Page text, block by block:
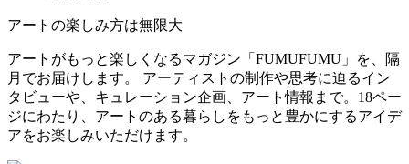
アートの楽しみ方は無限大
アートがもっと楽しくなるマガジン「FUMUFUMU」を、隔
月でお届けします。 アーティストの制作や思考に迫るイン
タビューや、キュレーション企画、アート情報まで。18ペー
ジにわたり、アートのある暮らしをもっと豊かにするアイデ
アをお楽しみいただけます。